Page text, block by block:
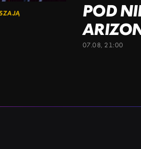
POD
07.08, 21:00